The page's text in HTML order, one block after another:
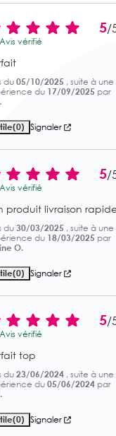
5/
Avis vérifié
du 05/10/2025 , suite à une
du 17/09/2025 par
(0) Signaler
5/
Avis vérifié
produit livraison
du 30/03/2025 , suite à une
du 18/03/2025 par
O.
(0) Signaler
5/
Avis vérifié
top
du 23/06/2024 , suite à une
du05/06/2024 par
(0) Signaler